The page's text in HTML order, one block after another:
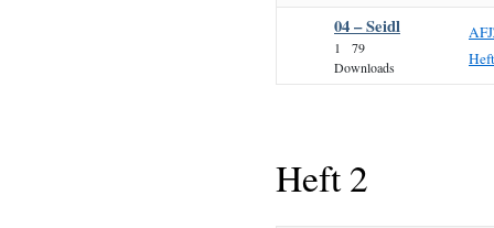
04 – Seidl
1
79
Downloads
Heft 2